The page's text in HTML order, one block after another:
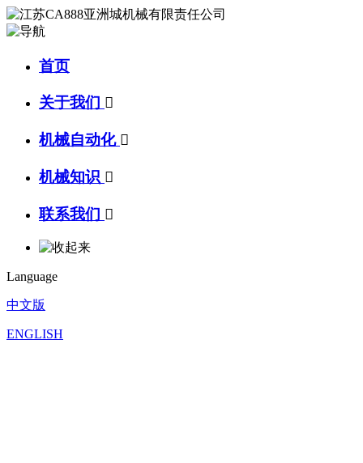
首页
关于我们 
机械自动化 
机械知识 
联系我们 
Language
中文版
ENGLISH